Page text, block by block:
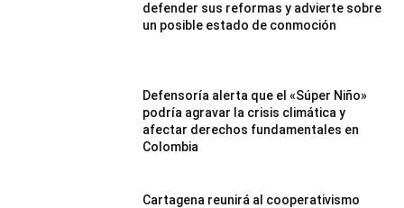
defender sus reformas y advierte sobre
un posible estado de conmoción
Defensoría alerta que el «Súper Niño»
podría agravar la crisis climática y
afectar derechos fundamentales en
Colombia
Cartagena reunirá al cooperativismo